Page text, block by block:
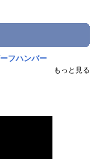
フハンバー
もっと見る